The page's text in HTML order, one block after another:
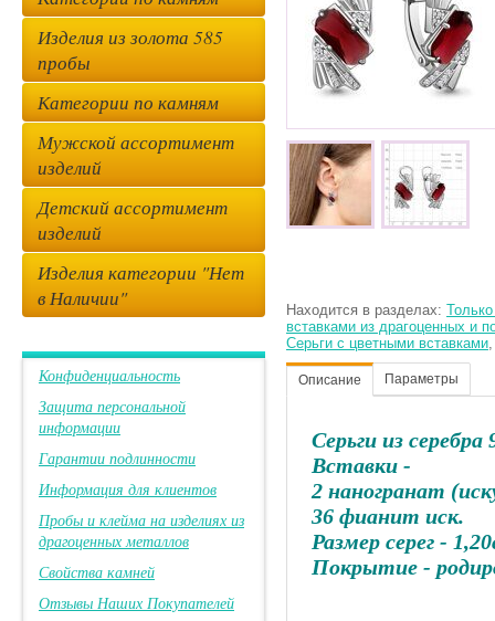
Находится в разделах:
вставками из драгоценных и
Серьги с цветными вставками
Описание Параметры
Серьги из
Вставки -
2 наногранат
36 фианит иск.
Размер серег -
Покрытие -
Изделия из золота 585
пробы
Категории по камням
Мужской ассортимент
изделий
Детский ассортимент
изделий
Изделия категории "Нет
в Наличии"
Конфиденциальность
Защита персональной
информации
Гарантии подлинности
Информация для клиентов
Пробы и клейма на изделиях из
драгоценных металлов
Свойства камней
Отзывы Наших Покупателей